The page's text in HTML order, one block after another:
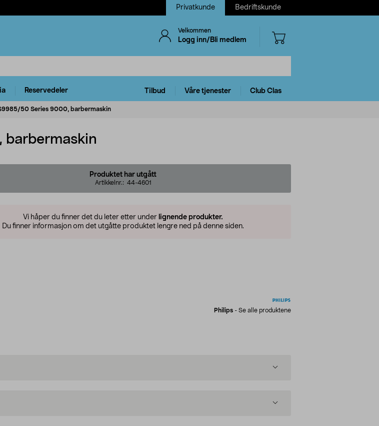
Privatkunde Bedriftskunde
Velkommen
Logg inn/Bli medlem
Reservedeler Tilbud Våre tjenester Club Clas
50 Series 9000, barbermaskin
Produktet har utgått
Artikkelnr.: 44-4601
Vi håper du finner det du leter etter under lignende produkter.
Du finner informasjon om det utgåtte produktet lengre ned på denne siden.
Philips - Se alle produktene